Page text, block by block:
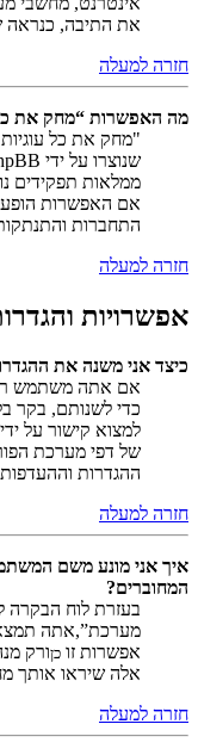
את התיבה, כנראה
חזרה למעלה
מה האפשרות “מחק את
ממלאות תפקידים
אם האפשרות
התחברות
חזרה למעלה
אפשרויות
כיצד אני משנה את
אם אתה משתמש
כדי לשנותם, בקר
למצוא קישור על
של דפי מערכת
ההגדרות
חזרה למעלה
איך אני מונע משם
המחוברים?
בעזרת לוח
מערכת”,אתה
אפשרות זו כןורק
אלה שיראו אותך
חזרה למעלה